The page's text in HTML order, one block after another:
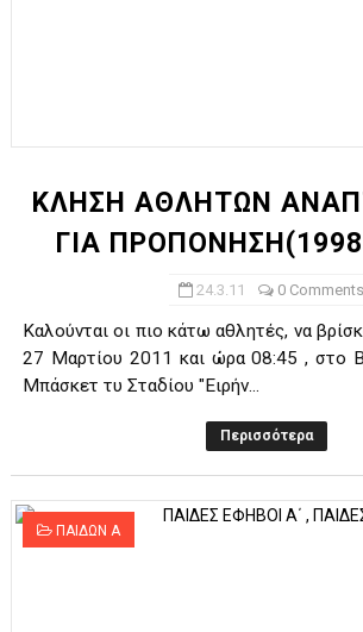
ΚΛΗΣΗ ΑΘΛΗΤΩΝ
ΓΙΑ
24.3.11 0 Comments
Καλούνται οι πιο κάτω αθλητές, να
27 Μαρτίου 2011 και ώρα 08:45 , στο
Μπάσκετ τυ Σταδίου "Ειρήν...
Περισσότερα
ΠΑΙΔΩΝ Α